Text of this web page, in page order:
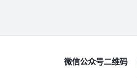
微信公众号二维码